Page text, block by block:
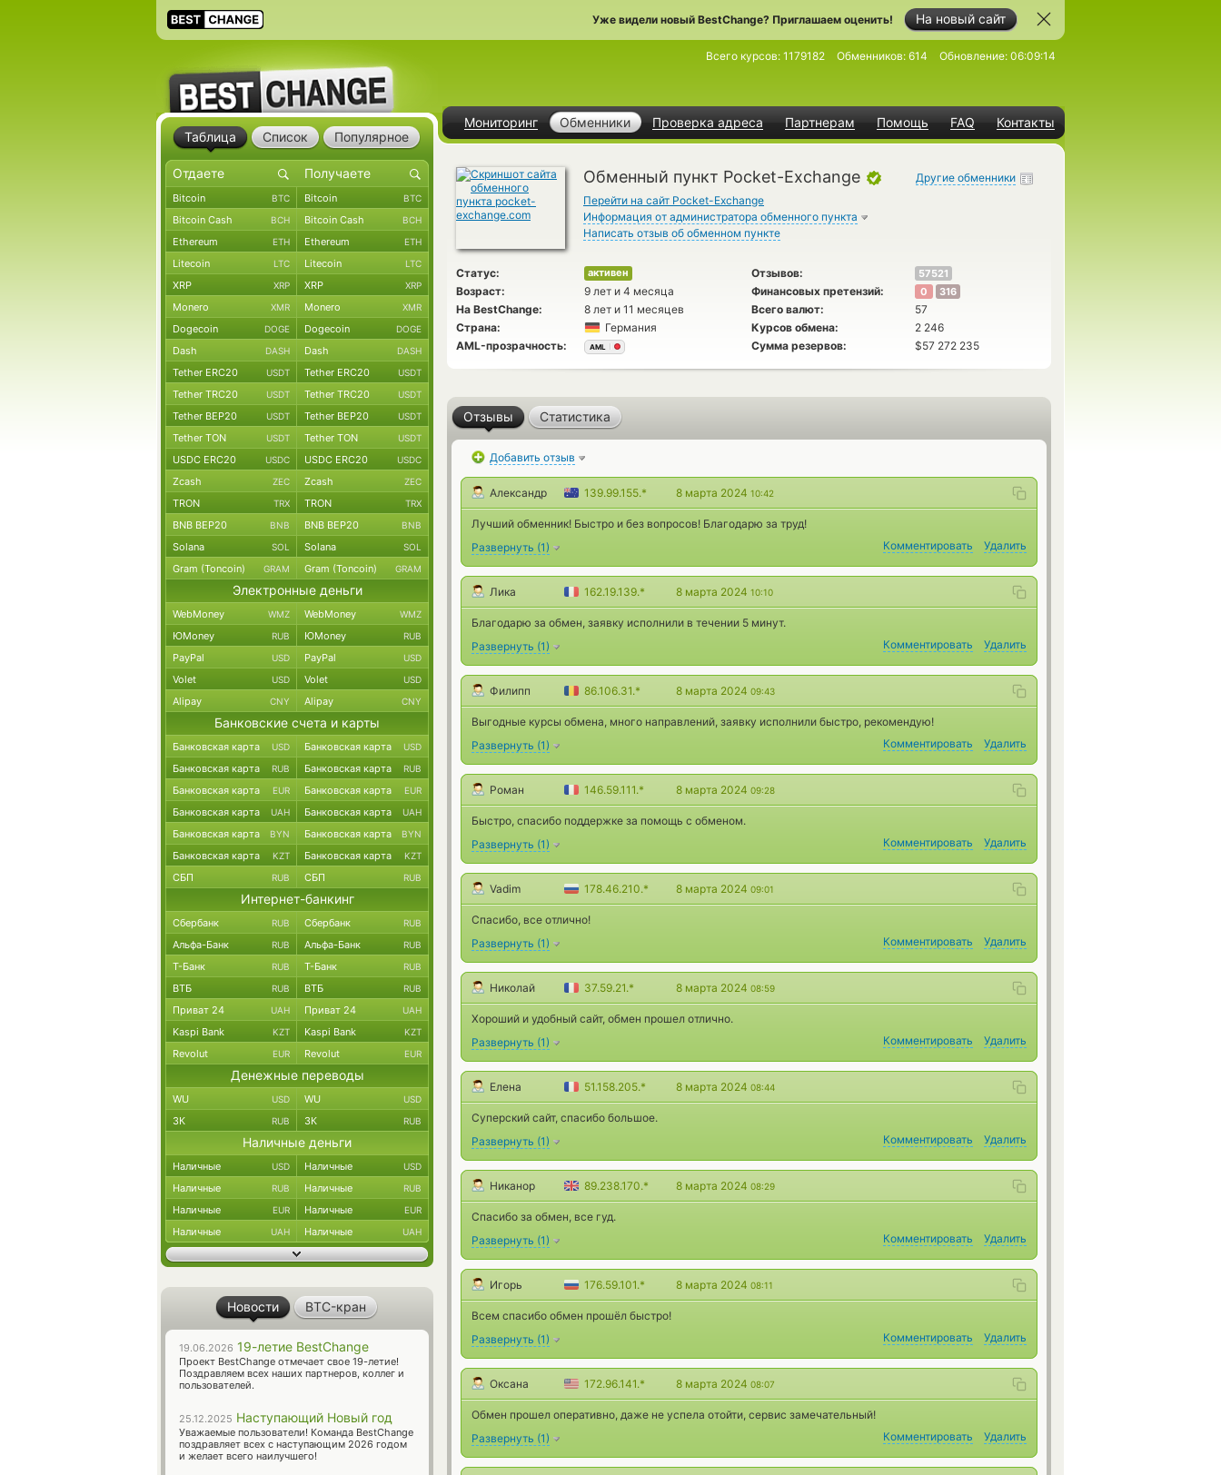
На новый сайт
Уже видели новый BestChange? Приглашаем оценить!
Мониторинг Обменники Проверка адреса Партнерам Помощь FAQ Контакты
Всего курсов: 1179182 Обменников: 614 Обновление: 06:09:14
Обменный пункт Pocket-Exchange
Перейти на сайт Pocket-Exchange
Информация от администратора обменного пункта
Написать отзыв об обменном пункте
Другие обменники
Статус: активен Отзывов: 57521
Возраст: 9 лет и 4 месяца Финансовых претензий: 0 316
На BestChange: 8 лет и 11 месяцев Всего валют:
57
Страна:
Германия Курсов обмена:
2 246
AML-прозрачность:
AML Сумма резервов: $57 272 235
Отзывы Статистика
Добавить отзыв
Александр 139.99.155.* 8 марта 2024 10:42
Лучший обменник! Быстро и без вопросов! Благодарю за труд!
Развернуть (1) Комментировать Удалить
Лика 162.19.139.* 8 марта 2024 10:10
Благодарю за обмен, заявку исполнили в течении 5 минут.
Развернуть (1) Комментировать Удалить
Филипп 86.106.31.* 8 марта 2024 09:43
Выгодные курсы обмена, много направлений, заявку исполнили быстро, рекомендую!
Развернуть (1) Комментировать Удалить
Роман 146.59.111.* 8 марта 2024 09:28
Быстро, спасибо поддержке за помощь с обменом.
Развернуть (1) Комментировать Удалить
Vadim 178.46.210.* 8 марта 2024 09:01
Спасибо, все отлично!
Развернуть (1) Комментировать Удалить
Николай 37.59.21.* 8 марта 2024 08:59
Хороший и удобный сайт, обмен прошел отлично.
Развернуть (1) Комментировать Удалить
Елена 51.158.205.* 8 марта 2024 08:44
Суперский сайт, спасибо большое.
Развернуть (1) Комментировать Удалить
Никанор 89.238.170.* 8 марта 2024 08:29
Спасибо за обмен, все гуд.
Развернуть (1) Комментировать Удалить
Игорь 176.59.101.* 8 марта 2024 08:11
Всем спасибо обмен прошёл быстро!
Развернуть (1) Комментировать Удалить
Оксана 172.96.141.* 8 марта 2024 08:07
Обмен прошел оперативно, даже не успела отойти, сервис замечательный!
Развернуть (1) Комментировать Удалить
Таблица Список Популярное
Bitcoin BTC Bitcoin BTC
Bitcoin Cash BCH Bitcoin Cash BCH
Ethereum ETH Ethereum ETH
Litecoin LTC Litecoin LTC
XRP XRP XRP XRP
Monero XMR Monero XMR
Dogecoin DOGE Dogecoin DOGE
Dash DASH Dash DASH
Tether ERC20 USDT Tether ERC20 USDT
Tether TRC20 USDT Tether TRC20 USDT
Tether BEP20 USDT Tether BEP20 USDT
Tether TON USDT Tether TON USDT
USDC ERC20 USDC USDC ERC20 USDC
Zcash ZEC Zcash ZEC
TRON TRX TRON TRX
BNB BEP20 BNB BNB BEP20 BNB
Solana SOL Solana SOL
Gram (Toncoin) GRAM Gram (Toncoin) GRAM
Электронные деньги
WebMoney WMZ WebMoney WMZ
ЮMoney RUB ЮMoney RUB
PayPal USD PayPal USD
Volet USD Volet USD
Alipay CNY Alipay CNY
Банковские счета и карты
Банковская карта USD Банковская карта USD
Банковская карта RUB Банковская карта RUB
Банковская карта EUR Банковская карта EUR
Банковская карта UAH Банковская карта UAH
Банковская карта BYN Банковская карта BYN
Банковская карта KZT Банковская карта KZT
СБП RUB СБП RUB
Интернет-банкинг
Сбербанк RUB Сбербанк RUB
Альфа-Банк RUB Альфа-Банк RUB
Т-Банк RUB Т-Банк RUB
ВТБ RUB ВТБ RUB
Приват 24 UAH Приват 24 UAH
Kaspi Bank KZT Kaspi Bank KZT
Revolut EUR Revolut EUR
Денежные переводы
WU USD WU USD
ЗК RUB ЗК RUB
Наличные деньги
Наличные USD Наличные USD
Наличные RUB Наличные RUB
Наличные EUR Наличные EUR
Наличные UAH Наличные UAH
Новости BTC-кран
19.06.2026 19-летие BestChange
Проект BestChange отмечает свое 19-летие!
Поздравляем всех наших партнеров, коллег и
пользователей.
25.12.2025 Наступающий Новый год
Уважаемые пользователи! Команда BestChange
поздравляет всех с наступающим 2026 годом
и желает всего наилучшего!